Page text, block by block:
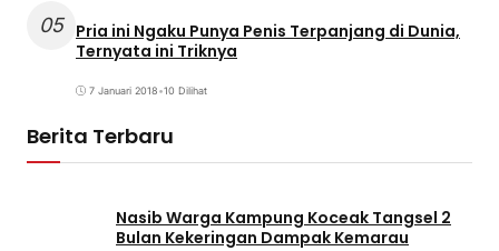
05 Pria ini Ngaku Punya Penis Terpanjang di Dunia,
Ternyata ini Triknya
7 Januari 2018•10 Dilihat
Berita Terbaru
Nasib Warga Kampung Koceak Tangsel 2
Bulan Kekeringan Dampak Kemarau